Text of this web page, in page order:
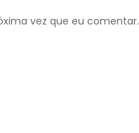
vez que eu comentar.